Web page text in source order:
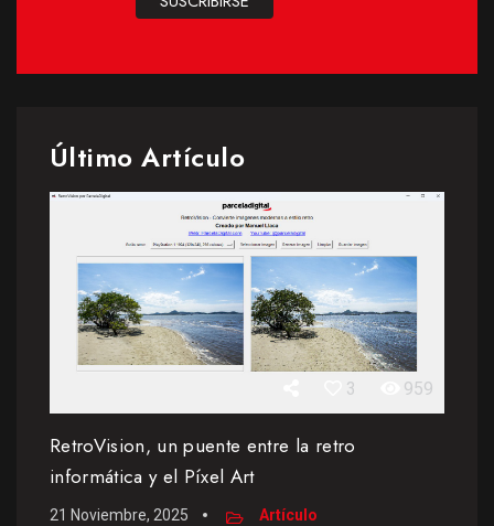
Último Artículo
3 959
RetroVision, un puente entre la retro
informática y el Píxel Art
21 Noviembre, 2025 Artículo